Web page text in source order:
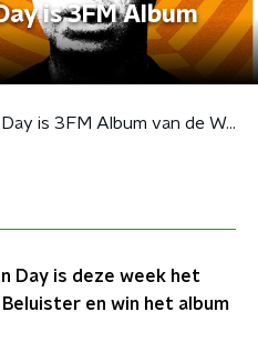
is 3FM Album
¡Dos! van Green Day is 3FM Album van de Week
Day is deze week het
en win het album